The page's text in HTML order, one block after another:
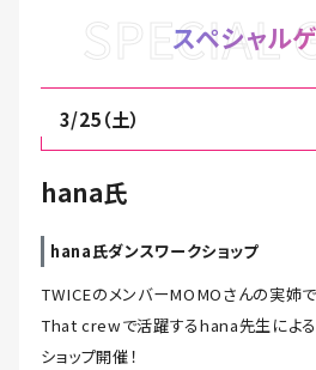
SPECIAL
スペシャル
3/25（土）
hana氏
hana氏ダンスワークショップ
TWICEのメンバーMOMOさんの実姉で
That crewで活躍するhana先生による
ショップ開催！